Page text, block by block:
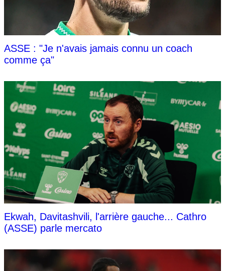
ASSE : "Je n'avais jamais connu un coach
comme ça"
Ekwah, Davitashvili, l'arrière gauche... Cathro
(ASSE) parle mercato